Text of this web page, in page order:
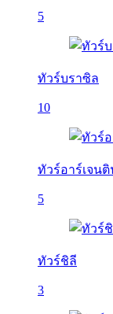
5
ทัวร์บราซิล
10
ทัวร์อาร์เจนติ
5
ทัวร์ชิลี
3